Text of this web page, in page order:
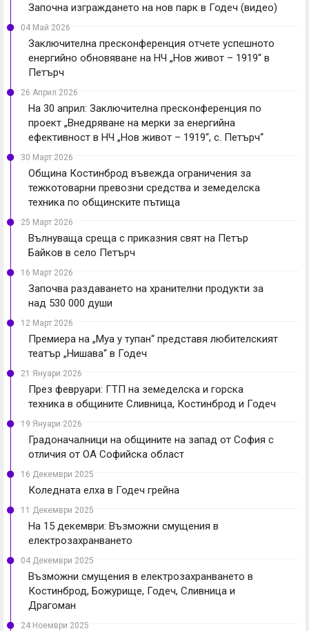
Започна изграждането на нов парк в Годеч (видео)
04 Май 2026
Заключителна пресконференция отчете успешното
енергийно обновяване на НЧ „Нов живот – 1919“ в
Петърч
26 Април 2026
На 30 април: Заключителна пресконференция по
проект „Внедряване на мерки за енергийна
ефективност в НЧ „Нов живот – 1919“, с. Петърч“
30 Март 2026
Община Костинброд въвежда ограничения за
тежкотоварни превозни средства и земеделска
техника по общинските пътища
25 Март 2026
Вълнуваща среща с приказния свят на Петър
Байков в село Петърч
16 Март 2026
Започва раздаването на хранителни продукти за
над 530 000 души
12 Март 2026
Премиера на „Муа у тупан“ представя любителският
театър „Нишава“ в Годеч
21 Януари 2026
През февруари: ГТП на земеделска и горска
техника в общините Сливница, Костинброд и Годеч
19 Януари 2026
Градоначалници на общините на запад от София с
отличия от ОА Софийска област
16 Декември 2025
Коледната елха в Годеч грейна
11 Декември 2025
На 15 декември: Възможни смущения в
електрозахранването
04 Декември 2025
Възможни смущения в електрозахранването в
Костинброд, Божурище, Годеч, Сливница и
Драгоман
24 Ноември 2025